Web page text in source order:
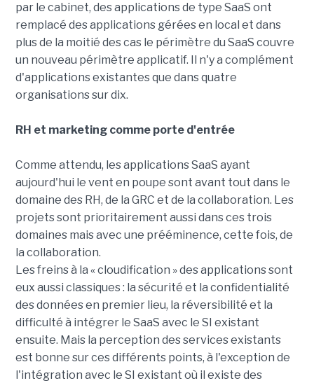
par le cabinet, des applications de type SaaS ont
remplacé des applications gérées en local et dans
plus de la moitié des cas le périmètre du SaaS couvre
un nouveau périmètre applicatif. Il n'y a complément
d'applications existantes que dans quatre
organisations sur dix.
RH et marketing comme porte d'entrée
Comme attendu, les applications SaaS ayant
aujourd'hui le vent en poupe sont avant tout dans le
domaine des RH, de la GRC et de la collaboration. Les
projets sont prioritairement aussi dans ces trois
domaines mais avec une prééminence, cette fois, de
la collaboration.
Les freins à la « cloudification » des applications sont
eux aussi classiques : la sécurité et la confidentialité
des données en premier lieu, la réversibilité et la
difficulté à intégrer le SaaS avec le SI existant
ensuite. Mais la perception des services existants
est bonne sur ces différents points, à l'exception de
l'intégration avec le SI existant où il existe des